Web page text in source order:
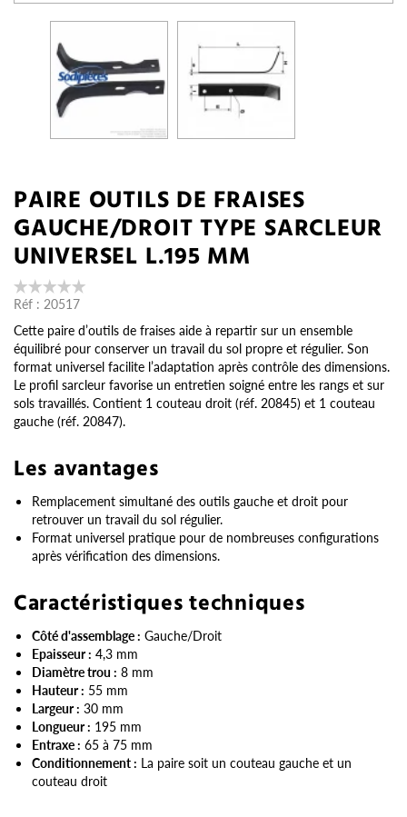
PAIRE OUTILS DE FRAISES
GAUCHE/DROIT TYPE SARCLEUR
UNIVERSEL L.195 MM
Réf : 20517
Cette paire d’outils de fraises aide à repartir sur un ensemble
équilibré pour conserver un travail du sol propre et régulier. Son
format universel facilite l’adaptation après contrôle des dimensions.
Le profil sarcleur favorise un entretien soigné entre les rangs et sur
sols travaillés. Contient 1 couteau droit (réf. 20845) et 1 couteau
gauche (réf. 20847).
Les avantages
Remplacement simultané des outils gauche et droit pour
retrouver un travail du sol régulier.
Format universel pratique pour de nombreuses configurations
après vérification des dimensions.
Caractéristiques techniques
Côté d'assemblage : Gauche/Droit
Epaisseur : 4,3 mm
Diamètre trou : 8 mm
Hauteur : 55 mm
Largeur : 30 mm
Longueur : 195 mm
Entraxe : 65 à 75 mm
Conditionnement : La paire soit un couteau gauche et un
couteau droit